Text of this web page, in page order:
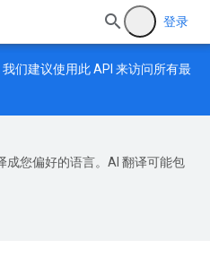
登录
们建议使用此 API 来访问所有最
成您偏好的语言。AI 翻译可能包